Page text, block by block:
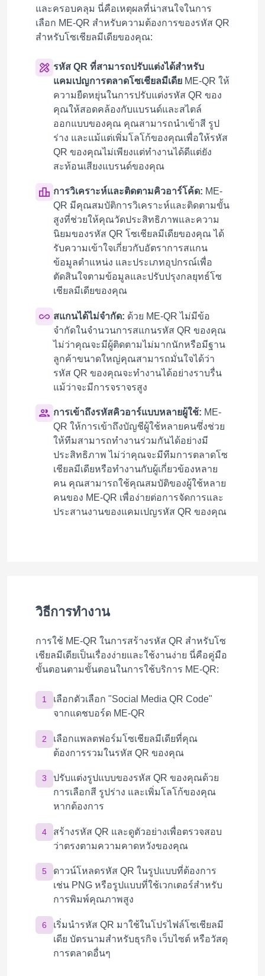
และครอบคลุม นี่คือเหตุผลที่น่าสนใจในการ
เลือก ME-QR สำหรับความต้องการของรหัส QR
สำหรับโซเชียลมีเดียของคุณ:
รหัส QR ที่สามารถปรับแต่งได้สำหรับ
แคมเปญการตลาดโซเชียลมีเดีย ME-QR ให้
ความยืดหยุ่นในการปรับแต่งรหัส QR ของ
คุณให้สอดคล้องกับแบรนด์และสไตล์
ออกแบบของคุณ คุณสามารถนำเข้าสี รูป
ร่าง และแม้แต่เพิ่มโลโก้ของคุณเพื่อให้รหัส
QR ของคุณไม่เพียงแต่ทำงานได้ดีแต่ยัง
สะท้อนเสียงแบรนด์ของคุณ
การวิเคราะห์และติดตามคิวอาร์โค้ด: ME-
QR มีคุณสมบัติการวิเคราะห์และติดตามขั้น
สูงที่ช่วยให้คุณวัดประสิทธิภาพและความ
นิยมของรหัส QR โซเชียลมีเดียของคุณ ได้
รับความเข้าใจเกี่ยวกับอัตราการสแกน
ข้อมูลตำแหน่ง และประเภทอุปกรณ์เพื่อ
ตัดสินใจตามข้อมูลและปรับปรุงกลยุทธ์โซ
เชียลมีเดียของคุณ
สแกนได้ไม่จำกัด: ด้วย ME-QR ไม่มีข้อ
จำกัดในจำนวนการสแกนรหัส QR ของคุณ
ไม่ว่าคุณจะมีผู้ติดตามไม่มากนักหรือมีฐาน
ลูกค้าขนาดใหญ่คุณสามารถมั่นใจได้ว่า
รหัส QR ของคุณจะทำงานได้อย่างราบรื่น
แม้ว่าจะมีการจราจรสูง
การเข้าถึงรหัสคิวอาร์แบบหลายผู้ใช้: ME-
QR ให้การเข้าถึงบัญชีผู้ใช้หลายคนซึ่งช่วย
ให้ทีมสามารถทำงานร่วมกันได้อย่างมี
ประสิทธิภาพ ไม่ว่าคุณจะมีทีมการตลาดโซ
เชียลมีเดียหรือทำงานกับผู้เกี่ยวข้องหลาย
คน คุณสามารถใช้คุณสมบัติของผู้ใช้หลาย
คนของ ME-QR เพื่อง่ายต่อการจัดการและ
ประสานงานของแคมเปญรหัส QR ของคุณ
วิธีการทำงาน
การใช้ ME-QR ในการสร้างรหัส QR สำหรับโซ
เชียลมีเดียเป็นเรื่องง่ายและใช้งานง่าย นี่คือคู่มือ
ขั้นตอนตามขั้นตอนในการใช้บริการ ME-QR:
1
เลือกตัวเลือก "Social Media QR Code"
จากแดชบอร์ด ME-QR
2
เลือกแพลตฟอร์มโซเชียลมีเดียที่คุณ
ต้องการรวมในรหัส QR ของคุณ
3
ปรับแต่งรูปแบบของรหัส QR ของคุณด้วย
การเลือกสี รูปร่าง และเพิ่มโลโก้ของคุณ
หากต้องการ
4
สร้างรหัส QR และดูตัวอย่างเพื่อตรวจสอบ
ว่าตรงตามความคาดหวังของคุณ
5
ดาวน์โหลดรหัส QR ในรูปแบบที่ต้องการ
เช่น PNG หรือรูปแบบที่ใช้เวกเตอร์สำหรับ
การพิมพ์คุณภาพสูง
6
เริ่มนำรหัส QR มาใช้ในโปรไฟล์โซเชียลมี
เดีย บัตรนามสำหรับธุรกิจ เว็บไซต์ หรือวัสดุ
การตลาดอื่นๆ